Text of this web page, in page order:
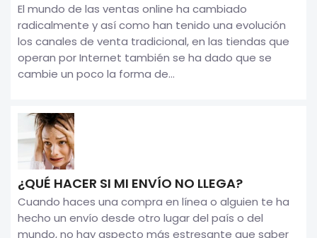
El mundo de las ventas online ha cambiado
radicalmente y así como han tenido una evolución
los canales de venta tradicional, en las tiendas que
operan por Internet también se ha dado que se
cambie un poco la forma de...
¿QUÉ HACER SI MI ENVÍO NO LLEGA?
Cuando haces una compra en línea o alguien te ha
hecho un envío desde otro lugar del país o del
mundo, no hay aspecto más estresante que saber